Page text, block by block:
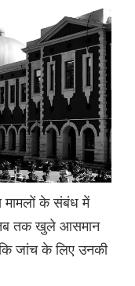
मामलों के संबंध में
तब तक खुले आसमान
जांच के लिए उनकी